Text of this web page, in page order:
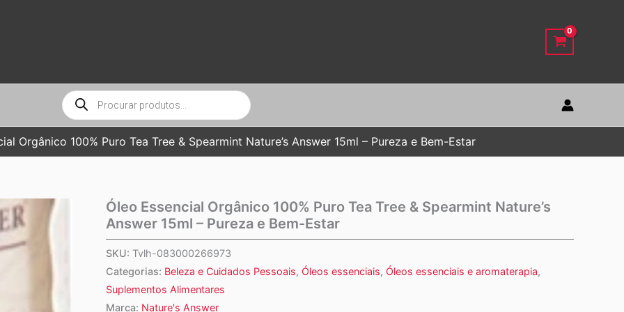
Pesquisar
produtos
Orgânico 100% Puro Tea Tree & Spearmint Nature’s Answer 15ml – Pureza e Bem-Estar
Óleo Essencial Orgânico 100% Puro Tea Tree & Spearmint Nature’s
Answer 15ml – Pureza e Bem-Estar
SKU: Tvlh-083000266973
Categorias: Beleza e Cuidados Pessoais, Óleos essenciais, Óleos essenciais e aromaterapia,
Suplementos Alimentares
Marca: Nature's Answer